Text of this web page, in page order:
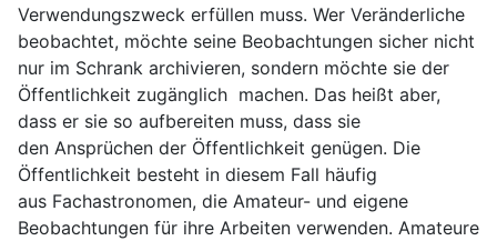
Verwendungszweck erfüllen muss. Wer Veränderliche
beobachtet, möchte seine Beobachtungen sicher nicht
nur im Schrank archivieren, sondern möchte sie der
Öffentlichkeit zugänglich machen. Das heißt aber,
dass er sie so aufbereiten muss, dass sie
den Ansprüchen der Öffentlichkeit genügen. Die
Öffentlichkeit besteht in diesem Fall häufig
aus Fachastronomen, die Amateur- und eigene
Beobachtungen für ihre Arbeiten verwenden. Amateure